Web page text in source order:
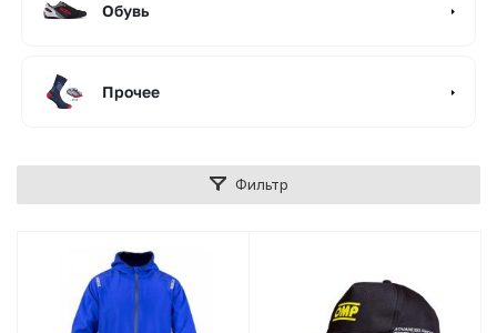
Обувь
Прочее
Фильтр